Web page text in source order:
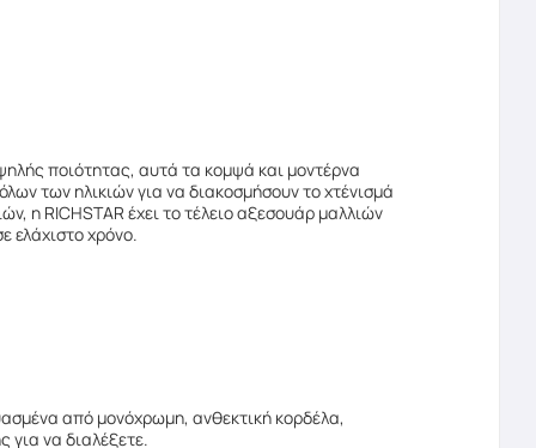
ποιότητας, αυτά τα κομψά και μοντέρνα
των ηλικιών για να διακοσμήσουν το χτένισμά
η RICHSTAR έχει το τέλειο αξεσουάρ μαλλιών
ελάχιστο χρόνο.
από μονόχρωμη, ανθεκτική κορδέλα,
να διαλέξετε.